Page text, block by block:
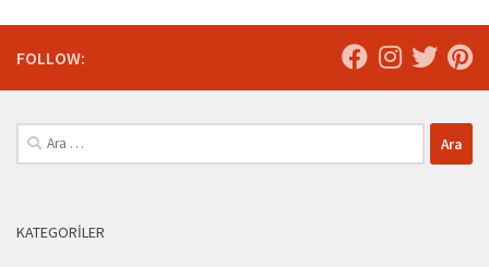
FOLLOW:
Arama:
KATEGORILER